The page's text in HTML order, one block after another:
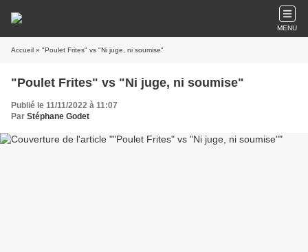
MENU
Accueil » "Poulet Frites" vs "Ni juge, ni soumise"
"Poulet Frites" vs "Ni juge, ni soumise"
Publié le 11/11/2022 à 11:07
Par Stéphane Godet